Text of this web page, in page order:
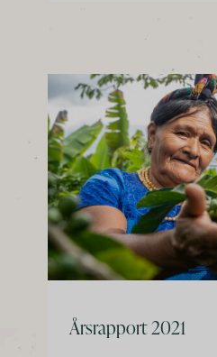
Årsrapport 2021